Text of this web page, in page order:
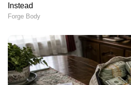
LATEST VIDEOS
ഭക്തജനങ്ങളുടെ കാശ്